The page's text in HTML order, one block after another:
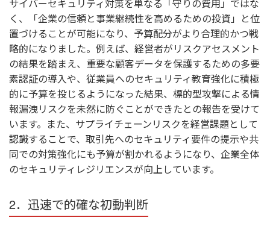
サイバーセキュリティ対策を単なる「守りの費用」ではな
く、「企業の信頼と事業継続性を高めるための投資」と位
置づけることが可能になり、予算配分がより合理的かつ戦
略的になりました。例えば、経営者がリスクアセスメント
の結果を踏まえ、重要な顧客データを保護するための多要
素認証の導入や、従業員へのセキュリティ教育強化に積極
的に予算を投じるようになった結果、標的型攻撃による情
報漏洩リスクを未然に防ぐことができたとの報告を受けて
います。また、サプライチェーンリスクを経営課題として
認識することで、取引先へのセキュリティ要件の提示や共
同での対策強化にも予算が割かれるようになり、企業全体
のセキュリティレジリエンスが向上しています。
2．迅速で的確な初動判断